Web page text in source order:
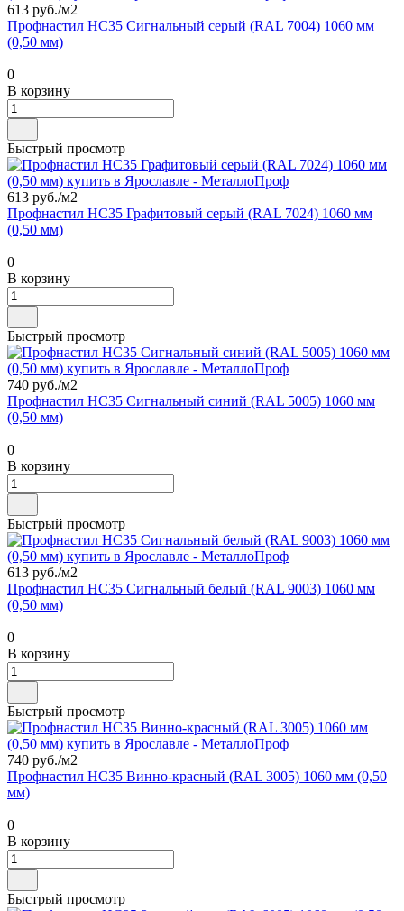
613 руб./м2
Профнастил НС35 Сигнальный серый (RAL 7004) 1060 мм
(0,50 мм)
0
В корзину
Быстрый просмотр
613 руб./м2
Профнастил НС35 Графитовый серый (RAL 7024) 1060 мм
(0,50 мм)
0
В корзину
Быстрый просмотр
740 руб./м2
Профнастил НС35 Сигнальный синий (RAL 5005) 1060 мм
(0,50 мм)
0
В корзину
Быстрый просмотр
613 руб./м2
Профнастил НС35 Сигнальный белый (RAL 9003) 1060 мм
(0,50 мм)
0
В корзину
Быстрый просмотр
740 руб./м2
Профнастил НС35 Винно-красный (RAL 3005) 1060 мм (0,50
мм)
0
В корзину
Быстрый просмотр